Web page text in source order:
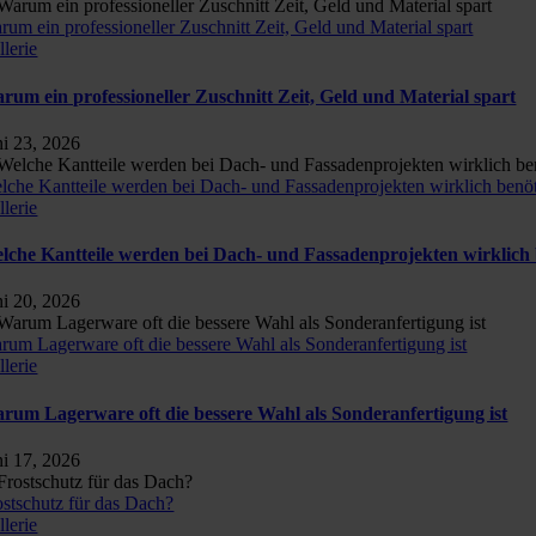
ein professioneller Zuschnitt Zeit, Geld und Material spart
ein professioneller Zuschnitt Zeit, Geld und Material spart
23, 2026
Kantteile werden bei Dach- und Fassadenprojekten wirklich
Kantteile werden bei Dach- und Fassadenprojekten wirklich
20, 2026
Lagerware oft die bessere Wahl als Sonderanfertigung ist
Lagerware oft die bessere Wahl als Sonderanfertigung ist
17, 2026
für das Dach?